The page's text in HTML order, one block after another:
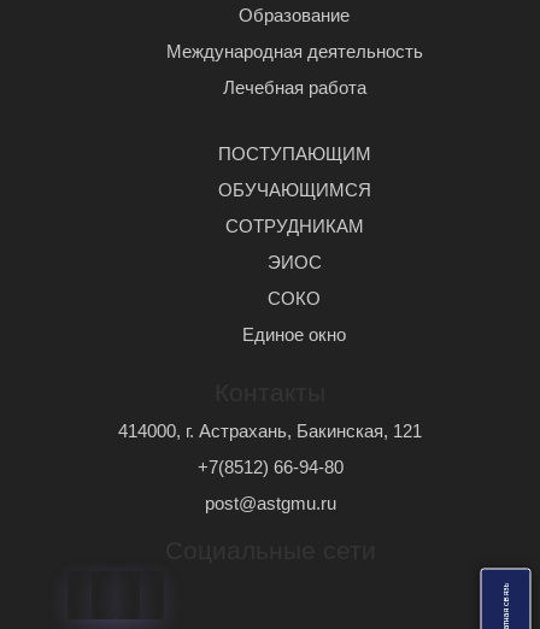
ь
Образование
Международная деятельность
Лечебная работа
ПОСТУПАЮЩИМ
ОБУЧАЮЩИМСЯ
СОТРУДНИКАМ
ЭИОС
СОКО
Единое окно
414000, г. Астрахань, Бакинская, 121
+7(8512) 66-94-80
post@astgmu.ru